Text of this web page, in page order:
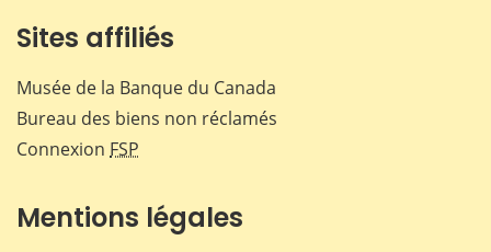
Sites affiliés
Musée de la Banque du Canada
Bureau des biens non réclamés
Connexion FSP
Mentions légales